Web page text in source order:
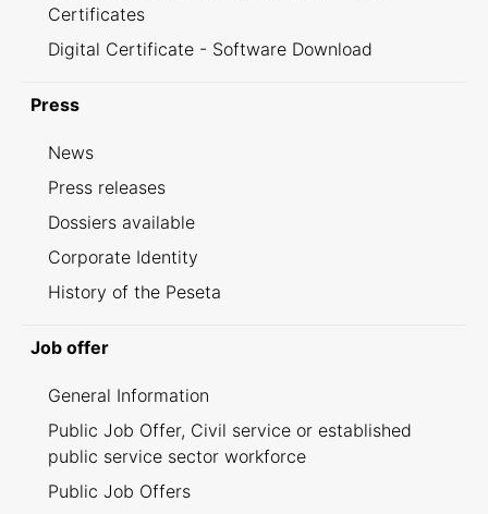
Certificates
Digital Certificate - Software Download
Press
News
Press releases
Dossiers available
Corporate Identity
History of the Peseta
Job offer
General Information
Public Job Offer, Civil service or established
public service sector workforce
Public Job Offers